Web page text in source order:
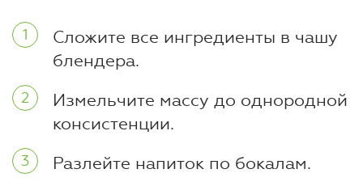
Сложите все ингредиенты в чашу
блендера.
Измельчите массу до однородной
консистенции.
Разлейте напиток по бокалам.